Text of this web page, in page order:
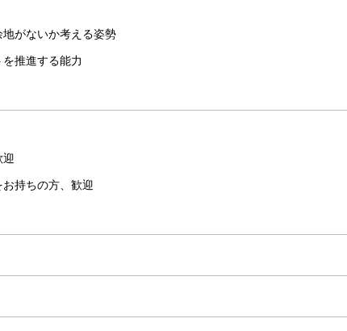
がないか考える姿勢
推進する能力
迎
持ちの方、歓迎